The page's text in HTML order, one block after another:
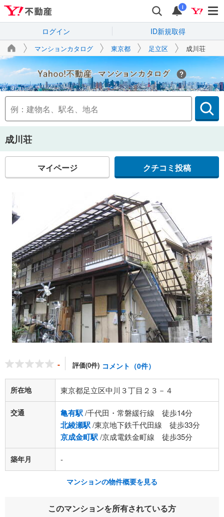
i
ログイン ID新規取得
マンションカタログ 東京都 足立区 成川荘
Yahoo!不動産
成川荘
マイページ クチコミ投稿
- 評価(0件) コメント（0件）
所在地 東京都足立区中川３丁目２３－４
交通 亀有駅/千代田・常磐緩行線 徒歩14分
北綾瀬駅/東京地下鉄千代田線 徒歩33分
京成金町駅/京成電鉄金町線 徒歩35分
築年月 -
マンションの物件概要を見る
このマンションを所有されている方